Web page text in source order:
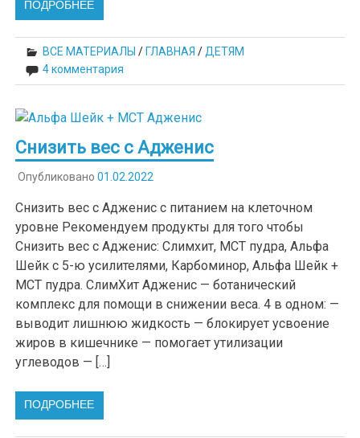
ПОДРОБНЕЕ
ВСЕ МАТЕРИАЛЫ / ГЛАВНАЯ /ДЕТЯМ
4 комментария
Снизить вес с Адженис
Опубликовано 01.02.2022
Снизить вес с Адженис с питанием на клеточном
уровне Рекомендуем продукты для того чтобы
Снизить вес с Адженис: Слимхит, МСТ пудра, Альфа
Шейк с 5-ю усилителями, Карбоминор, Альфа Шейк +
МСТ пудра. СлимХит Адженис — ботанический
комплекс для помощи в снижении веса. 4 в одном: —
выводит лишнюю жидкость — блокирует усвоение
жиров в кишечнике — помогает утилизации
углеводов — […]
ПОДРОБНЕЕ